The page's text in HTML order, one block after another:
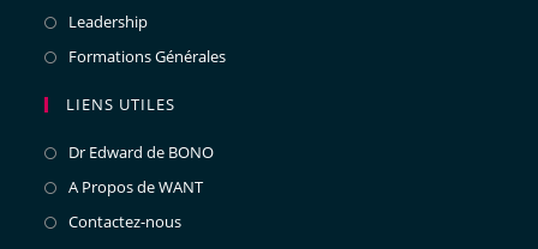
Leadership
Formations Générales
LIENS UTILES
Dr Edward de BONO
A Propos de WANT
Contactez-nous